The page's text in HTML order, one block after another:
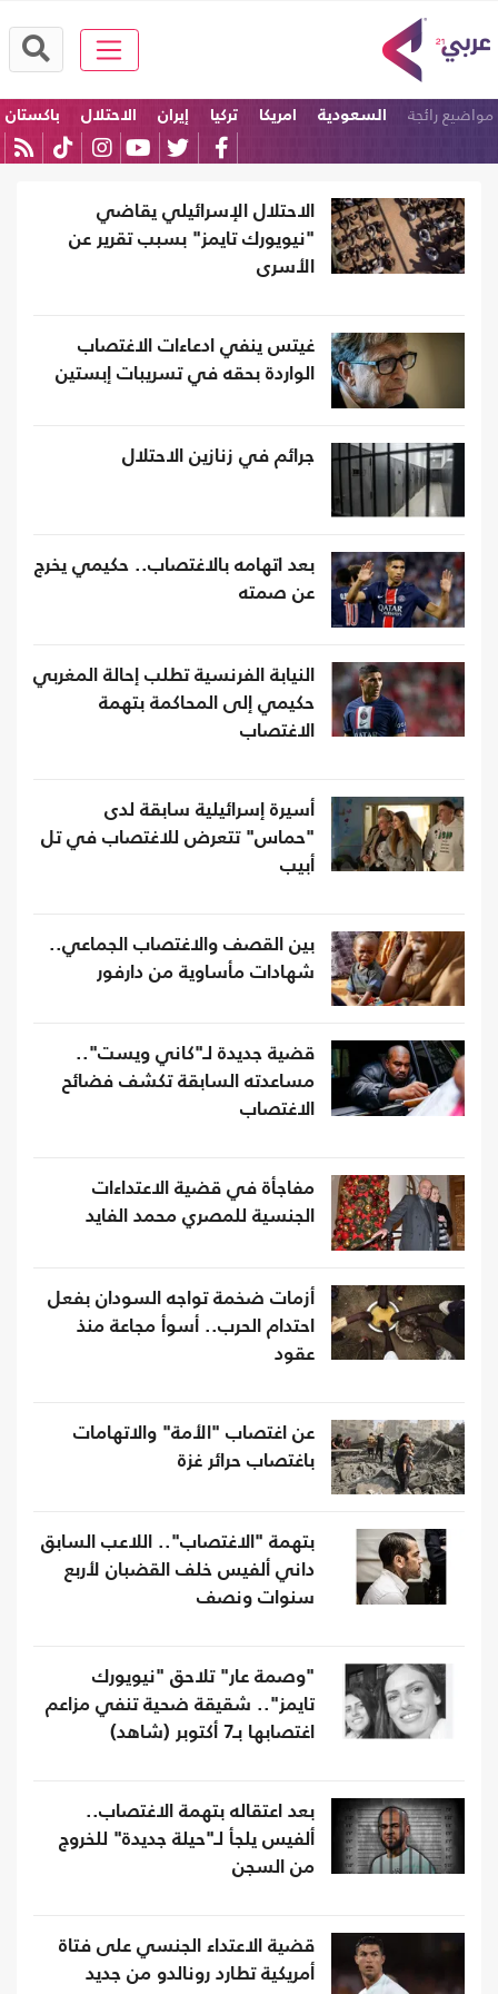
مواضيع رائجة السعودية امريكا تركيا إيران الاحتلال باكستان
الاحتلال الإسرائيلي يقاضي
"نيويورك تايمز" بسبب تقرير عن
الأسرى
غيتس ينفي ادعاءات الاغتصاب
الواردة بحقه في تسريبات إبستين
جرائم في زنازين الاحتلال
بعد اتهامه بالاغتصاب.. حكيمي يخرج
عن صمته
النيابة الفرنسية تطلب إحالة المغربي
حكيمي إلى المحاكمة بتهمة
الاغتصاب
أسيرة إسرائيلية سابقة لدى
"حماس" تتعرض للاغتصاب في تل
أبيب
بين القصف والاغتصاب الجماعي..
شهادات مأساوية من دارفور
قضية جديدة لـ"كاني ويست"..
مساعدته السابقة تكشف فضائح
الاغتصاب
مفاجأة في قضية الاعتداءات
الجنسية للمصري محمد الفايد
أزمات ضخمة تواجه السودان بفعل
احتدام الحرب.. أسوأ مجاعة منذ
عقود
عن اغتصاب "الأمة" والاتهامات
باغتصاب حرائر غزة
بتهمة "الاغتصاب".. اللاعب السابق
داني ألفيس خلف القضبان لأربع
سنوات ونصف
"وصمة عار" تلاحق "نيويورك
تايمز".. شقيقة ضحية تنفي مزاعم
اغتصابها بـ7 أكتوبر (شاهد)
بعد اعتقاله بتهمة الاغتصاب..
ألفيس يلجأ لـ"حيلة جديدة" للخروج
من السجن
قضية الاعتداء الجنسي على فتاة
أمريكية تطارد رونالدو من جديد